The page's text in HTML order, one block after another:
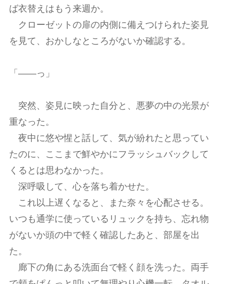
ば衣替えはもう来週か。
クローゼットの扉の内側に備えつけられた姿見
を見て、おかしなところがないか確認する。
「――っ」
突然、姿見に映った自分と、悪夢の中の光景が
重なった。
夜中に悠や惺と話して、気が紛れたと思ってい
たのに、ここまで鮮やかにフラッシュバックして
くるとは思わなかった。
深呼吸して、心を落ち着かせた。
これ以上遅くなると、また奈々を心配させる。
いつも通学に使っているリュックを持ち、忘れ物
がないか頭の中で軽く確認したあと、部屋を出
た。
廊下の角にある洗面台で軽く顔を洗った。両手